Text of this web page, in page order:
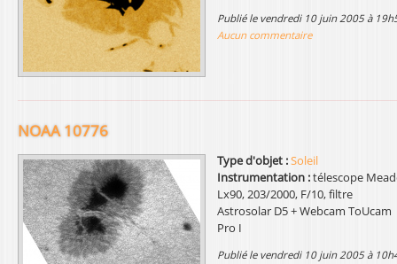
publié le vendredi 10 juin 2005 à
Aucun commentaire
NOAA 10776
Type d'objet :Soleil
Instrumentation :télescope
Lx90, 203/2000, F/10, filtre
Astrosolar D5 + Webcam ToUcam
Pro I
publié le vendredi 10 juin 2005 à
p